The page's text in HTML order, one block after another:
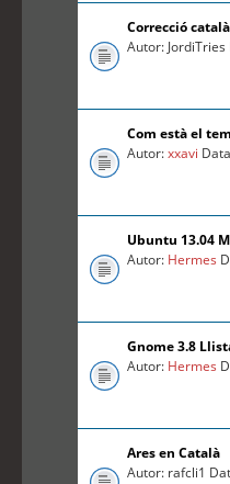
Correcció
Autor:
Com està el
Autor:xxavi
Ubuntu 13.04
Autor: Hermes
Gnome 3.8
Autor: Hermes
Ares en Català
Autor: rafcli1